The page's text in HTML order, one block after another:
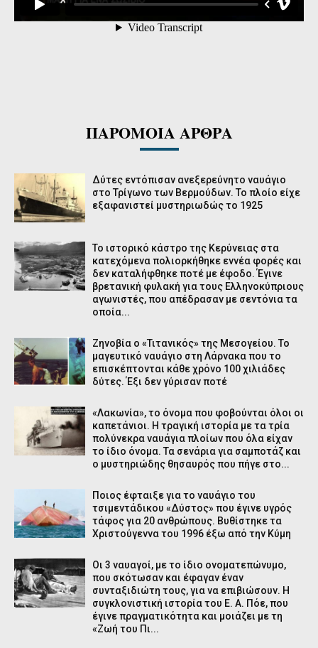
ΠΑΡΟΜΟΙΑ ΑΡΘΡΑ
Δύτες εντόπισαν ανεξερεύνητο ναυάγιο
στο Τρίγωνο των Βερμούδων. Το πλοίο είχε
εξαφανιστεί μυστηριωδώς το 1925
Το ιστορικό κάστρο της Κερύνειας στα
κατεχόμενα πολιορκήθηκε εννέα φορές και
δεν καταλήφθηκε ποτέ με έφοδο. Έγινε
βρετανική φυλακή για τους Ελληνοκύπριους
αγωνιστές, που απέδρασαν με σεντόνια τα
οποία...
Ζηνοβία ο «Τιτανικός» της Μεσογείου. Το
μαγευτικό ναυάγιο στη Λάρνακα που το
επισκέπτονται κάθε χρόνο 100 χιλιάδες
δύτες. Έξι δεν γύρισαν ποτέ
«Λακωνία», το όνομα που φοβούνται όλοι οι
καπετάνιοι. Η τραγική ιστορία με τα τρία
πολύνεκρα ναυάγια πλοίων που όλα είχαν
το ίδιο όνομα. Τα σενάρια για σαμποτάζ και
ο μυστηριώδης θησαυρός που πήγε στο...
Ποιος έφταιξε για το ναυάγιο του
τσιμεντάδικου «Δύστος» που έγινε υγρός
τάφος για 20 ανθρώπους. Βυθίστηκε τα
Χριστούγεννα του 1996 έξω από την Κύμη
Οι 3 ναυαγοί, με το ίδιο ονοματεπώνυμο,
που σκότωσαν και έφαγαν έναν
συνταξιδιώτη τους, για να επιβιώσουν. Η
συγκλονιστική ιστορία του Ε. Α. Πόε, που
έγινε πραγματικότητα και μοιάζει με τη
«Ζωή του Πι...